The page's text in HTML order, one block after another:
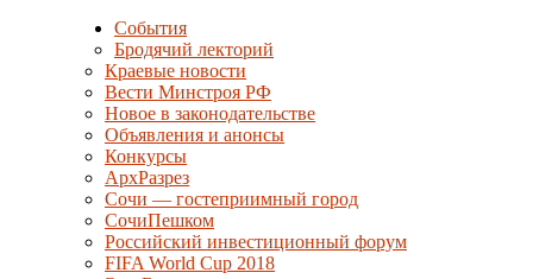
События
Бродячий лекторий
Краевые новости
Вести Минстроя РФ
Новое в законодательстве
Объявления и анонсы
Конкурсы
АрхРазрез
Сочи — гостеприимный город
СочиПешком
Российский инвестиционный форум
FIFA World Cup 2018